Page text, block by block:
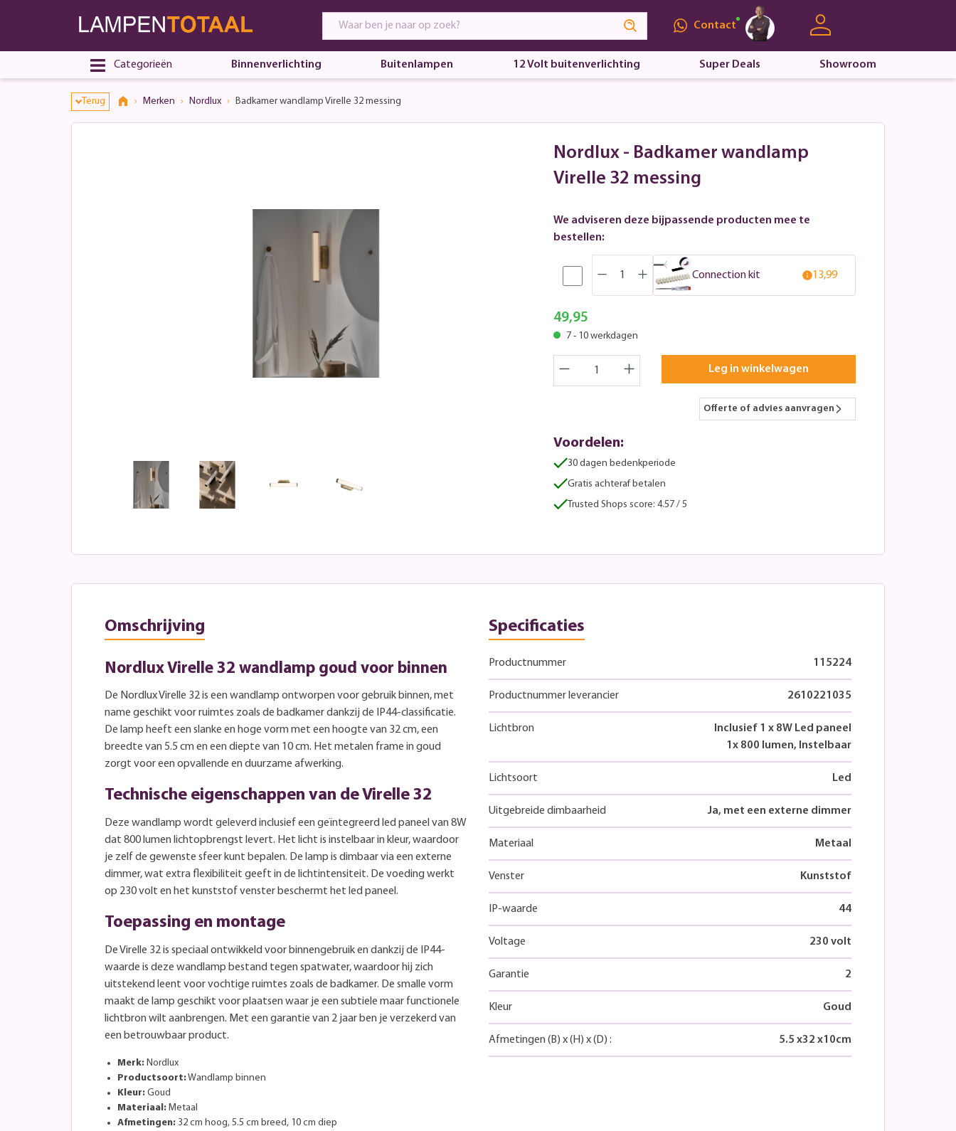
Contact
Categorieën Binnenverlichting Buitenlampen 12 Volt buitenverlichting Super Deals Showroom
Terug Merken Nordlux Badkamer wandlamp Virelle 32 messing
Nordlux - Badkamer wandlamp
Virelle 32 messing
We adviseren deze bijpassende producten mee te
bestellen:
Connection kit 13,99
49,95
7 - 10 werkdagen
Leg in winkelwagen
Offerte of advies aanvragen
Voordelen:
30 dagen bedenkperiode
Gratis achteraf betalen
Trusted Shops score: 4.57 / 5
Omschrijving
Nordlux Virelle 32 wandlamp goud voor binnen
De Nordlux Virelle 32 is een wandlamp ontworpen voor gebruik binnen, met
name geschikt voor ruimtes zoals de badkamer dankzij de IP44-classificatie.
De lamp heeft een slanke en hoge vorm met een hoogte van 32 cm, een
breedte van 5.5 cm en een diepte van 10 cm. Het metalen frame in goud
zorgt voor een opvallende en duurzame afwerking.
Technische eigenschappen van de Virelle 32
Deze wandlamp wordt geleverd inclusief een geïntegreerd led paneel van 8W
dat 800 lumen lichtopbrengst levert. Het licht is instelbaar in kleur, waardoor
je zelf de gewenste sfeer kunt bepalen. De lamp is dimbaar via een externe
dimmer, wat extra flexibiliteit geeft in de lichtintensiteit. De voeding werkt
op 230 volt en het kunststof venster beschermt het led paneel.
Toepassing en montage
De Virelle 32 is speciaal ontwikkeld voor binnengebruik en dankzij de IP44-
waarde is deze wandlamp bestand tegen spatwater, waardoor hij zich
uitstekend leent voor vochtige ruimtes zoals de badkamer. De smalle vorm
maakt de lamp geschikt voor plaatsen waar je een subtiele maar functionele
lichtbron wilt aanbrengen. Met een garantie van 2 jaar ben je verzekerd van
een betrouwbaar product.
Merk: Nordlux
Productsoort:Wandlamp binnen
Kleur: Goud
Materiaal: Metaal
Afmetingen: 32 cm hoog, 5.5 cm breed, 10 cm diep
Specificaties
Productnummer 115224
Productnummer leverancier 2610221035
Lichtbron
Inclusief 1 x 8W Led paneel
1x 800 lumen, Instelbaar
Lichtsoort Led
Uitgebreide dimbaarheid Ja, met een externe dimmer
Materiaal Metaal
Venster Kunststof
IP-waarde 44
Voltage 230 volt
Garantie 2
Kleur Goud
Afmetingen (B) x(H) x(D) : 5.5 x32 x10cm